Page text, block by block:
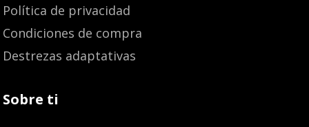
Política de privacidad
Condiciones de compra
Destrezas adaptativas
Sobre ti